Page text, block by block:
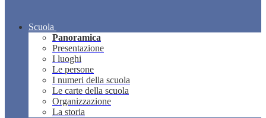
Scuola
Panoramica
Presentazione
I luoghi
Le persone
I numeri della scuola
Le carte della scuola
Organizzazione
La storia